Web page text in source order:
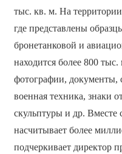
тыс. кв. м. На территории
где представлены
бронетанковой и
находится более 800
фотографии, документы,
военная техника, знаки
скульптуры и др. Вместе
насчитывает более
подчеркивает директор